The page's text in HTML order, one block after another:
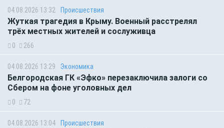
04.08.2026 13:32 Происшествия
Жуткая трагедия в Крыму. Военный расстрелял
трёх местных жителей и сослуживца
0 266
04.08.2026 13:29 Экономика
Белгородская ГК «Эфко» перезаключила залоги со
Сбером на фоне уголовных дел
0 72
04.08.2026 13:04 Происшествия